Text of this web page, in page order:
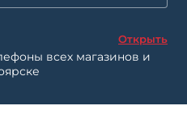
Открыть
всех магазинов и